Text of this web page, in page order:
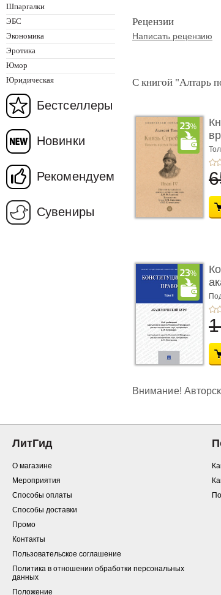
Шпаргалки
ЭБС
Экономика
Эротика
Юмор
Юридическая
Бестселлеры
Новинки
Рекомендуем
Сувениры
Рецензии
Написать рецензию
С книгой "Алтарь
Д.М.
Внимание!
ЛитГид
О магазине
Мероприятия
Способы оплаты
Способы доставки
Промо
Контакты
Пользовательское соглашение
Политика в отношении обработки персональных
данных
Положение